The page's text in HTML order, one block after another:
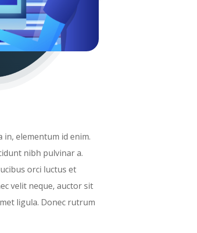
elementum id enim.
nibh pulvinar a.
orci luctus et
velit neque, auctor sit
ligula. Donec rutrum